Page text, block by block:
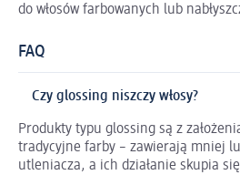
do włosów farbowanych lub
FAQ
Czy glossing niszczy włosy?
Produkty typu glossing są z
tradycyjne farby – zawierają mniej
utleniacza, a ich działanie skupia